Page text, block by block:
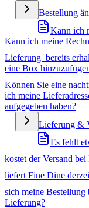
Bestellung
Kann ich
Kann ich meine
Lieferung bereits
eine Box
Können Sie eine
ich meine
aufgegeben haben?
Lieferung &
Es fehlt
kostet der Versand
liefert Fine Dine
sich meine Bestellung
Lieferung?